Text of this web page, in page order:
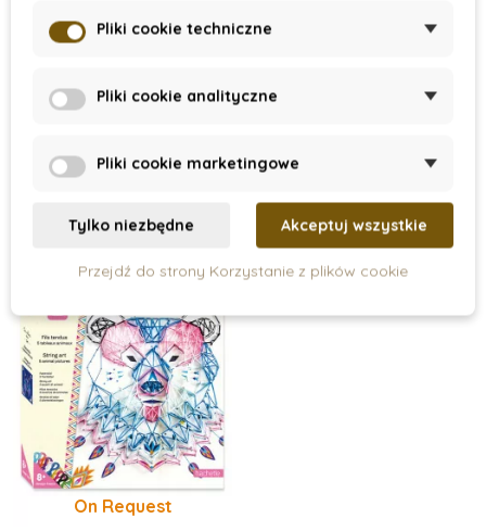
Opinel
Small Foot
Magnes
Papier
On Request
Pliki cookie techniczne
Pliki cookie analityczne
Pliki cookie marketingowe
Tylko niezbędne Akceptuj wszystkie
Przejdź do strony Korzystanie z plików cookie